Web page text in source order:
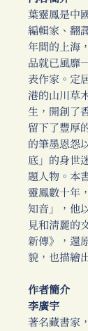
葉靈鳳是中
編輯家、翻
年間的上海
品就已風靡
表作家。定
港的山川草
生，開創了
留下了豐厚
的筆墨恩怨
底」的身世
題人物。本
靈鳳數十年
知音」，他
見和清麗的
新傳》，還
貌，也描繪
作者簡介
李廣宇
著名藏書家